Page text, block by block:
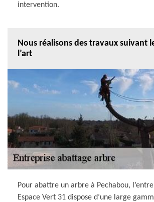
intervention.
Nous réalisons des travaux suivant
l’art
Pour abattre un arbre à Pechabou,
Espace Vert 31 dispose d’une large